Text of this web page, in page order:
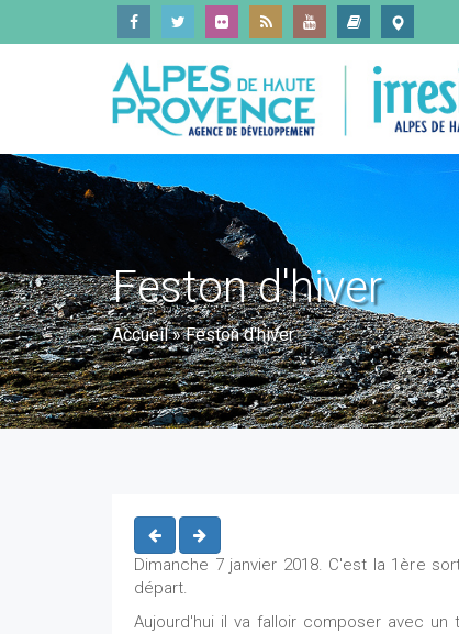
Feston d'hiver
Accueil»Feston d'hiver
Dimanche 7 janvier 2018. C'est la 1ère
départ.
Aujourd'hui il va falloir composer avec